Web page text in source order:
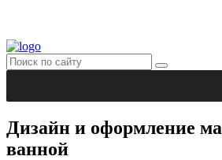
Дизайн и оформление
ванной